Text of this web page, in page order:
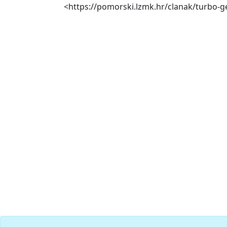
<https://pomorski.lzmk.hr/clanak/turbo-